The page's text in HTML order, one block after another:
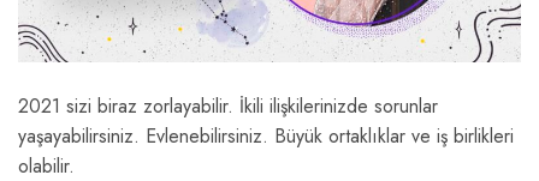
2021 sizi biraz zorlayabilir. İkili ilişkilerinizde sorunlar
yaşayabilirsiniz. Evlenebilirsiniz. Büyük ortaklıklar ve iş birlikleri
olabilir.